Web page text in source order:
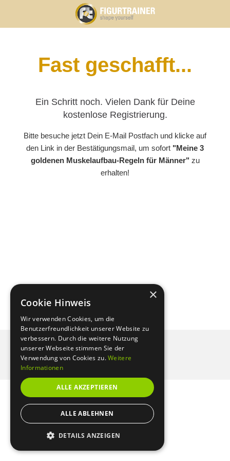
Fast geschafft...
Ein Schritt noch. Vielen Dank für Deine
kostenlose Registrierung.
Bitte besuche jetzt Dein E-Mail Postfach und klicke auf
den Link in der Bestätigungsmail, um sofort "Meine 3
goldenen Muskelaufbau-Regeln für Männer" zu
erhalten!
Mitgliederbereich mit DigiMember
×
Cookie Hinweis
Wir verwenden Cookies, um die
Benutzerfreundlichkeit unserer Website zu
verbessern. Durch die weitere Nutzung
unserer Webseite stimmen Sie der
Verwendung von Cookies zu.Weitere
Informationen
ALLE AKZEPTIEREN
ALLE ABLEHNEN
DETAILS ANZEIGEN